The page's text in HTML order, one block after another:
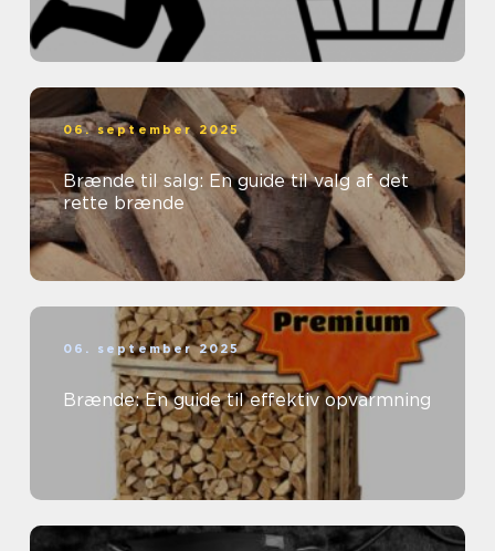
06. september 2025
Brænde til salg: En guide til valg af det
rette brænde
06. september 2025
Brænde: En guide til effektiv opvarmning